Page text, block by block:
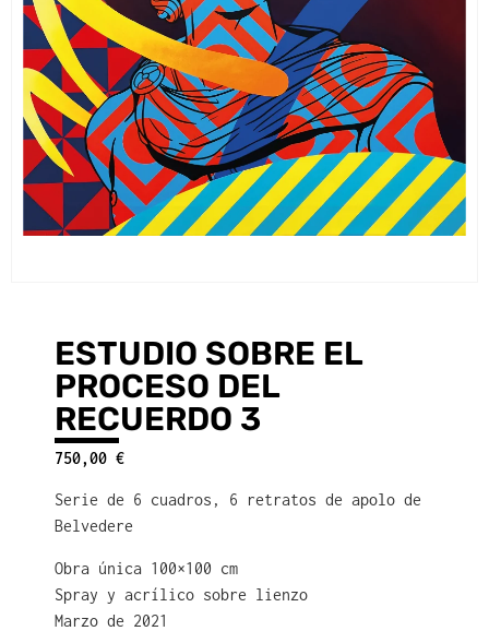
ESTUDIO SOBRE EL
PROCESO DEL
RECUERDO 3
750,00 €
Serie de 6 cuadros, 6 retratos de apolo de
Belvedere
Obra única 100×100 cm
Spray y acrílico sobre lienzo
Marzo de 2021